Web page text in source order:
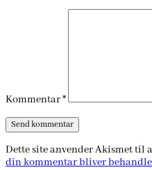
Kommentar*
Dette site anvender Akismet til
din kommentar bliver